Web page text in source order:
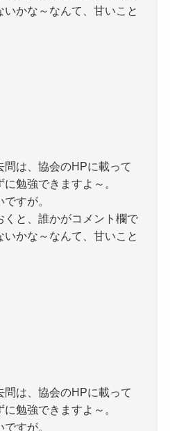
かな～なんて、甘いこと
問は、協会のHPに載って
勉強できますよ～。
すが。
くと、誰かがコメント欄で
かな～なんて、甘いこと
問は、協会のHPに載って
勉強できますよ～。
すが。